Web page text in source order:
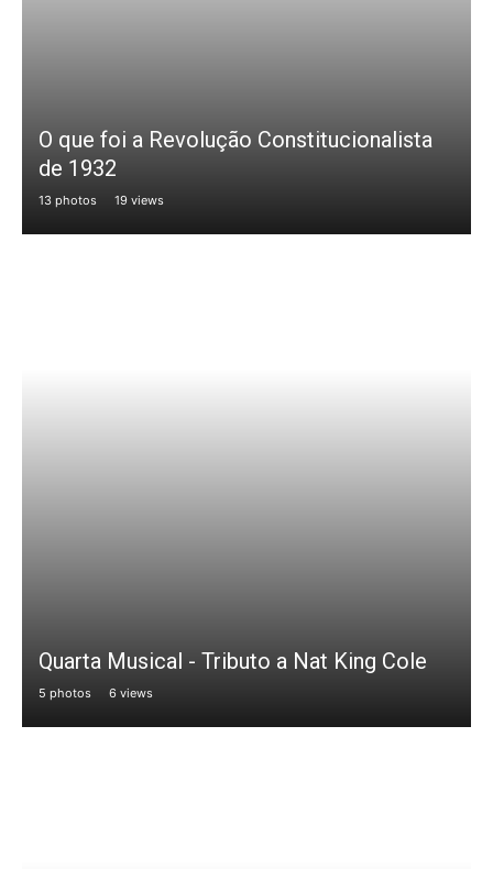
O que foi a Revolução Constitucionalista
de 1932
13 photos 19 views
Quarta Musical - Tributo a Nat King Cole
5 photos 6 views